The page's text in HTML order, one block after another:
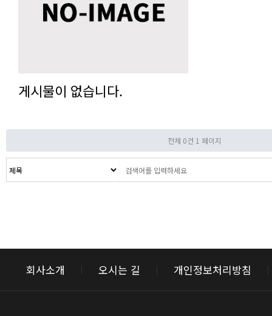
게시물이 없습니다.
전체 0건 1 페이지
회사소개 오시는 길 개인정보처리방침